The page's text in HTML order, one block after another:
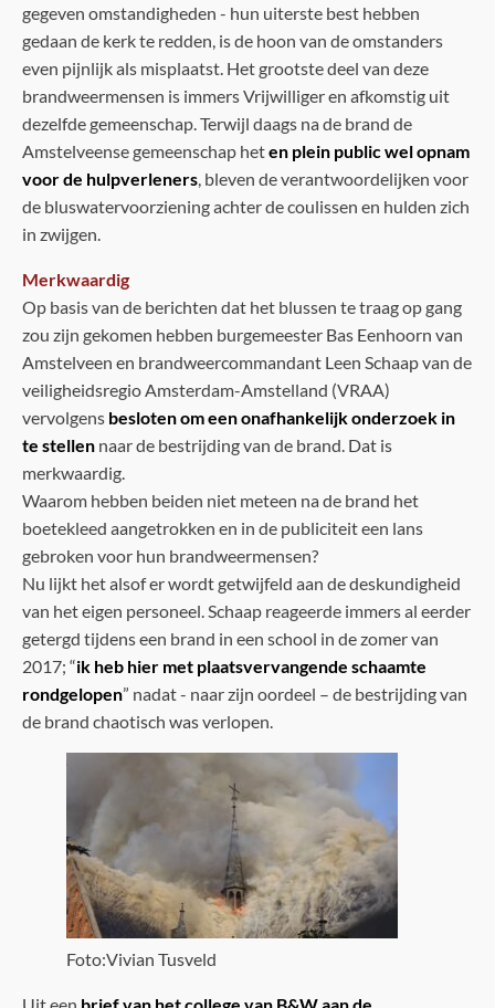
gegeven omstandigheden - hun uiterste best hebben
gedaan de kerk te redden, is de hoon van de omstanders
even pijnlijk als misplaatst. Het grootste deel van deze
brandweermensen is immers Vrijwilliger en afkomstig uit
dezelfde gemeenschap. Terwijl daags na de brand de
Amstelveense gemeenschap heten plein public wel opnam
voor de hulpverleners, bleven de verantwoordelijken voor
de bluswatervoorziening achter de coulissen en hulden zich
in zwijgen.
Merkwaardig
Op basis van de berichten dat het blussen te traag op gang
zou zijn gekomen hebben burgemeester Bas Eenhoorn van
Amstelveen en brandweercommandant Leen Schaap van de
veiligheidsregio Amsterdam-Amstelland (VRAA)
vervolgens besloten om een onafhankelijk onderzoek in
te stellen naar de bestrijding van de brand. Dat is
merkwaardig.
Waarom hebben beiden niet meteen na de brand het
boetekleed aangetrokken en in de publiciteit een lans
gebroken voor hun brandweermensen?
Nu lijkt het alsof er wordt getwijfeld aan de deskundigheid
van het eigen personeel. Schaap reageerde immers al eerder
getergd tijdens een brand in een school in de zomer van
2017; “ik heb hier met plaatsvervangende schaamte
rondgelopen” nadat - naar zijn oordeel – de bestrijding van
de brand chaotisch was verlopen.
Foto:Vivian Tusveld